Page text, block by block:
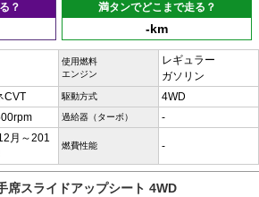
？
満タンでどこまで走る？
-km
使用燃料
エンジン
レギュラー
ガソリン
CVT 駆動方式 4WD
過給器（ターボ） -
月～201
燃費性能 -
席スライドアップシート 4WD